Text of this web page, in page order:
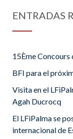
ENTRADAS
15Ème Concours
BFI para el
Visita en el
Agah Ducrocq
El LFiPalma se
internacional de